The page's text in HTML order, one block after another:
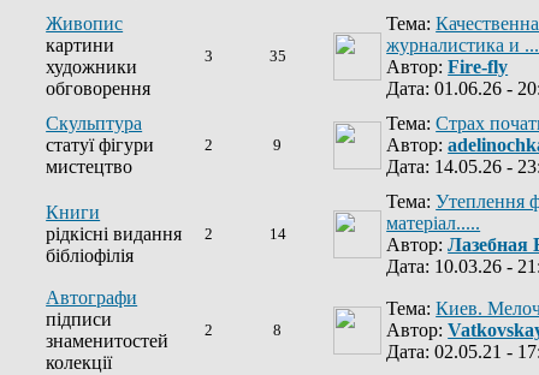
Живопис
картини
художники
обговорення
3 35
Тема:
журналистика и
Автор:Fire-fly
Дата: 01.06.26 -
Скульптура
статуї фігури
мистецтво
2 9
Тема:Страх
Автор:
Дата: 14.05.26 -
Книги
рідкісні видання
бібліофілія
2 14
Тема:Утеплення
матеріал.....
Автор:Лазебная
Дата: 10.03.26 -
Автографи
підписи
знаменитостей
колекції
2 8
Тема:Киев.
Автор:
Дата: 02.05.21 -